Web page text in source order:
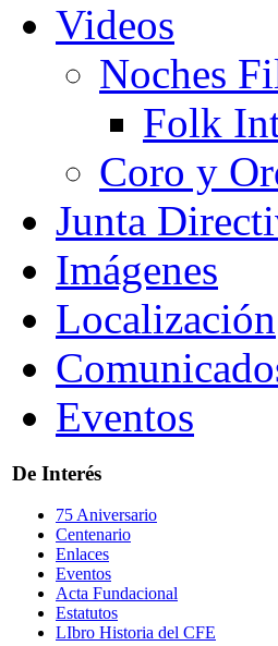
Videos
Noches
Folk
Coro y
Junta
Imágenes
Localización
Eventos
De Interés
75 Aniversario
Centenario
Enlaces
Eventos
Acta Fundacional
Estatutos
LIbro Historia del CFE